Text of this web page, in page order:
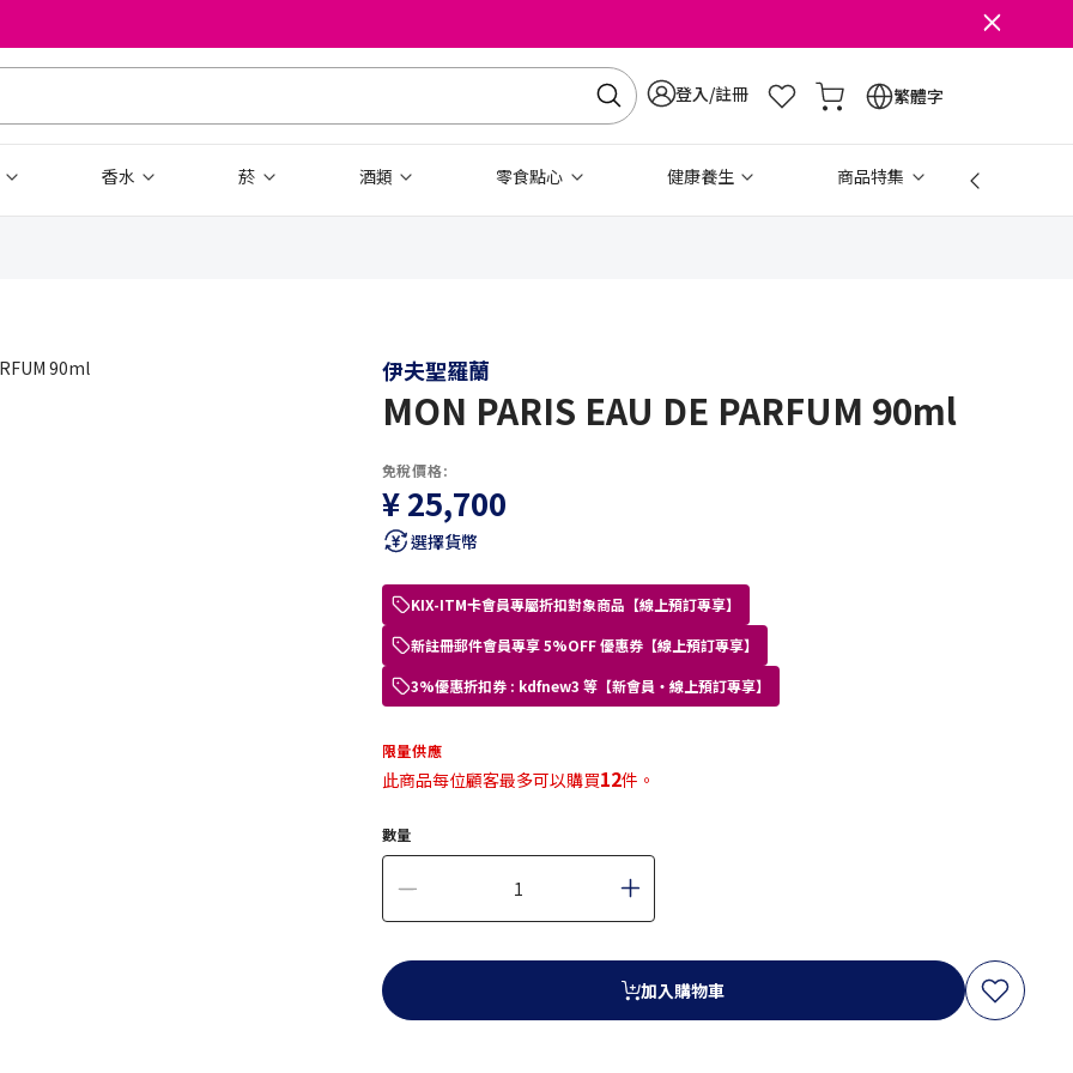
登入/註冊 繁體字
香水 菸 酒類 零食點心 健康養生 商品特集
伊夫聖羅蘭
MON PARIS EAU DE PARFUM 90ml
免稅價格:
¥ 25,700
選擇貨幣
KIX-ITM卡會員專屬折扣對象商品【線上預訂專享】
新註冊郵件會員專享 5%OFF 優惠券【線上預訂專享】
3%優惠折扣券 : kdfnew3 等【新會員・線上預訂專享】
限量供應
此商品每位顧客最多可以購買12件。
數量
加入購物車